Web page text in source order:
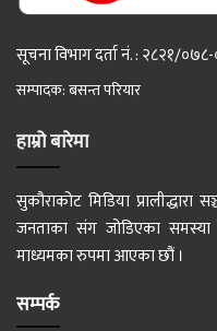
सूचना विभाग दर्ता नं. : २८२१/
सम्पादक: बसन्त परियार
हाम्रो बारेमा
सुकौराकोट मिडिया
जनताका संग जोडिएका समस्या
माध्यमका रुपमा आएका छौं ।
सम्पर्क